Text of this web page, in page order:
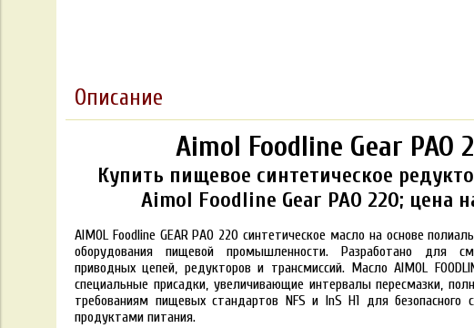
Описание
Aimol Foodline Gear PAO
Купить пищевое синтетическое
Aimol Foodline Gear PAO 220; цена
AIMOL Foodline GEAR PAO 220 синтетическое масло на основе
оборудования пищевой промышленности. Разработано для
приводных цепей, редукторов и трансмиссий. Масло AIMOL
специальные присадки, увеличивающие интервалы пересмазки,
требованиям пищевых стандартов NFS и InS H1 для безопасного
продуктами питания.